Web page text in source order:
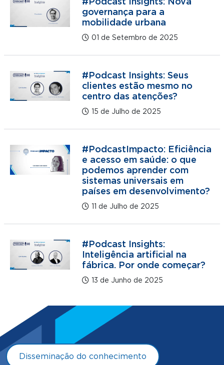
#Podcast Insights: Nova
governança para a
mobilidade urbana
01 de Setembro de 2025
#Podcast Insights: Seus
clientes estão mesmo no
centro das atenções?
15 de Julho de 2025
#PodcastImpacto: Eficiência
e acesso em saúde: o que
podemos aprender com
sistemas universais em
países em desenvolvimento?
11 de Julho de 2025
#Podcast Insights:
Inteligência artificial na
fábrica. Por onde começar?
13 de Junho de 2025
Disseminação do conhecimento